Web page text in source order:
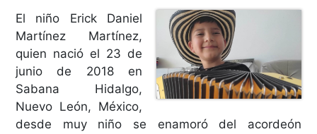
El niño Erick Daniel
Martínez Martínez,
quien nació el 23 de
junio de 2018 en
Sabana Hidalgo,
Nuevo León, México,
desde muy niño se enamoró del acordeón